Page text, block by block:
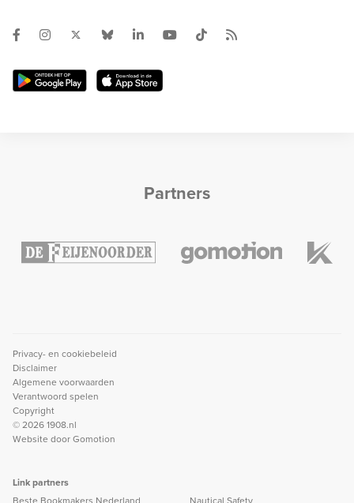
Partners
Privacy- en cookiebeleid
Disclaimer
Algemene voorwaarden
Verantwoord spelen
Copyright
© 2026 1908.nl
Website doorGomotion
Link partners